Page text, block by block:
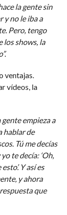
la gente sin
y no le iba a
Pero, tengo
los shows, la
ventajas.
vídeos, la
gente empieza a
hablar de
Tú me decías
te decía: ‘Oh,
Y así es
y ahora
que